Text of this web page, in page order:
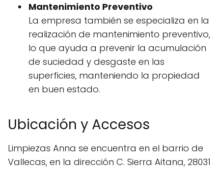
Mantenimiento Preventivo
La empresa también se especializa en la
realización de mantenimiento preventivo,
lo que ayuda a prevenir la acumulación
de suciedad y desgaste en las
superficies, manteniendo la propiedad
en buen estado.
Ubicación y Accesos
Limpiezas Anna se encuentra en el barrio de
Vallecas, en la dirección C. Sierra Aitana, 28031